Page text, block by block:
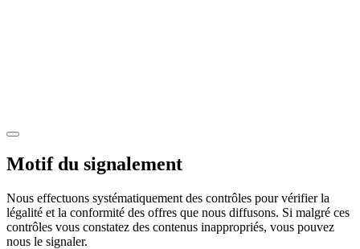
Motif du signalement
Nous effectuons systématiquement des contrôles pour vérifier la
légalité et la conformité des offres que nous diffusons. Si malgré ces
contrôles vous constatez des contenus inappropriés, vous pouvez
nous le signaler.